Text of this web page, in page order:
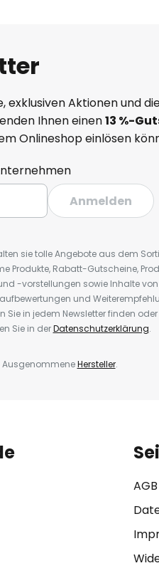
Aktionen und
Ihnen einen13 %-
Onlineshop einlösen
Anmelden
sie tolle Angebote aus dem
Produkte, Rabatt-Gutscheine,
-vorstellungen sowie Inhalte
und
in jedem Newsletter finden
Sie in derDatenschutzerklärung.
AusgenommeneHersteller.
AGB